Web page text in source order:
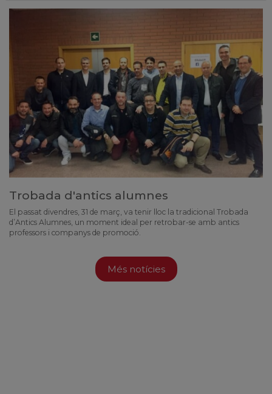
Trobada d'antics alumnes
El passat divendres, 31 de març, va tenir lloc la tradicional Trobada
d’Antics Alumnes, un moment ideal per retrobar-se amb antics
professors i companys de promoció.
Més notícies